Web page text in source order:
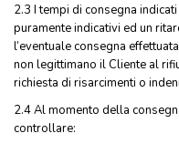
2.3 I tempi di consegna
puramente indicativi ed un
l’eventuale consegna
non legittimano il Cliente al
richiesta di risarcimenti o
2.4 Al momento della
controllare: